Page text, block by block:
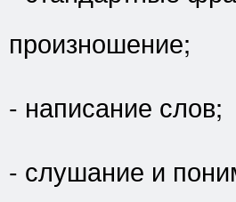
произношение;
- написание слов;
- слушание и